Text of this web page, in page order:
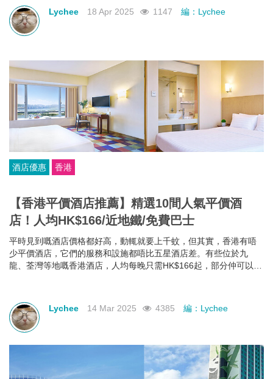
案尚未全面上架，但只要掌握好訂房時機，仍有機會撿到超值好
康！
Lychee 18 Apr 2025 1147 編：Lychee
酒店優惠 香港
【香港平價酒店推薦】精選10間人氣平價酒
店！人均HK$166/近地鐵/免費巴士
平時見到嘅酒店價格都好高，動輒就要上千蚊，但其實，香港有唔
少平價酒店，它們的服務和設施都唔比五星酒店差。有些位於九
龍、荃灣等地嘅香港酒店，人均每晚只需HK$166起，部分仲可以欣
Lychee
14 Mar 2025 4385 編：Lychee